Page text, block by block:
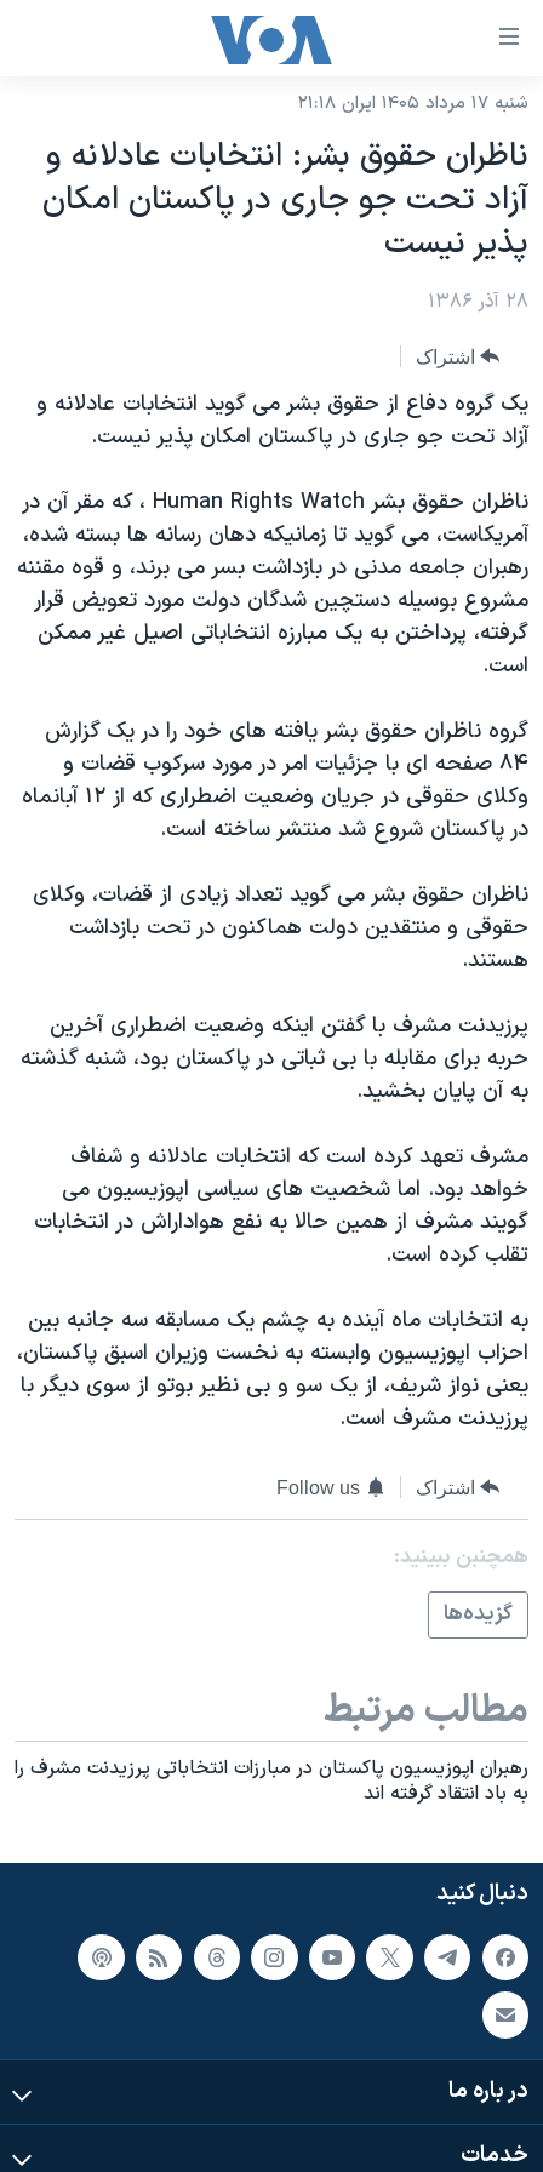
لینکهای
دسترسی
جهش
به
محتوای
اصلی
به
صفحه
جهش
به
نسخه سبک وب‌سایت
موضوع ها
ایران
آمریکا
جهان
ورزشی
گزیده‌ها
ویدیوها
فرهنگ و زندگی
حقوق شهروندی
اسرائیل در جنگ
گالری عکس
آرشیو پخش زنده
برنامه های تلویزیونی
جدول برنامه ها
صفحه‌های ویژه
جام جهانی ۲۰۲۶
عملیات خشم حماسی
بایگانی برنامه‌های تلویزیونی
مستندها
انتخابات ریاست جمهوری آمریکا ۲۰۲۴
ورزش زنان در ایران
اعتراضات زن، زندگی، آزادی
مجموعه مستندهای دادخواهی
دادگاه حمید نوری
چهل سال گروگان‌گیری
اعتراضات مردمی آبان ۹۸
اسرائیل در جنگ
همایش محافظه‌کاران آمریکا «سی‌پک»
صفحه‌های ویژه
سفر پرزیدنت ترامپ به چین
فرکانس‌های صدای آمریکا
پخش رادیویی
یادگیری زبان انگلیسی
دنبال کنید
زبانهای مختلف
شنبه ۱۷ مرداد ۱۴۰۵ ایران ۲۱:۱۸
ناظران حقوق بشر: انتخابات عادلانه و
آزاد تحت جو جاری در پاکستان امکان
پذير نيست
۲۸ آذر ۱۳۸۶
اشتراک
يک گروه دفاع از حقوق بشر می گويد انتخابات عادلانه و
آزاد تحت جو جاری در پاکستان امکان پذير نيست.
ناظران حقوق بشر Human Rights Watch ، که مقر آن در
آمريکاست، می گويد تا زمانيکه دهان رسانه ها بسته شده،
رهبران جامعه مدنی در بازداشت بسر می برند، و قوه مقننه
مشروع بوسيله دستچين شدگان دولت مورد تعويض قرار
گرفته، پرداختن به يک مبارزه انتخاباتی اصيل غير ممکن
است.
گروه ناظران حقوق بشر يافته های خود را در يک گزارش
۸۴ صفحه ای با جزئيات امر در مورد سرکوب قضات و
وکلای حقوقی در جريان وضعيت اضطراری که از ۱۲ آبانماه
در پاکستان شروع شد منتشر ساخته است.
ناظران حقوق بشر می گويد تعداد زيادی از قضات، وکلای
حقوقی و منتقدين دولت هماکنون در تحت بازداشت
هستند.
پرزيدنت مشرف با گفتن اينکه وضعيت اضطراری آخرين
حربه برای مقابله با بی ثباتی در پاکستان بود، شنبه گذشته
به آن پايان بخشيد.
مشرف تعهد کرده است که انتخابات عادلانه و شفاف
خواهد بود. اما شخصيت های سياسی اپوزيسيون می
گويند مشرف از همين حالا به نفع هواداراش در انتخابات
تقلب کرده است.
به انتخابات ماه آينده به چشم يک مسابقه سه جانبه بين
احزاب اپوزيسيون وابسته به نخست وزيران اسبق پاکستان،
يعنی نواز شريف، از يک سو و بی نظير بوتو از سوی ديگر با
پرزيدنت مشرف است.
اشتراک Follow us
همچنبن ببینید:
گزيده‌ها
مطالب مرتبط
رهبران اپوزيسيون پاکستان در مبارزات انتخاباتی پرزيدنت مشرف را
به باد انتقاد گرفته اند
دنبال کنید
در باره ما
خدمات